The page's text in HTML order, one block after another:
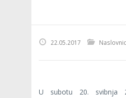
22.05.2017
U subotu 20. svibnja